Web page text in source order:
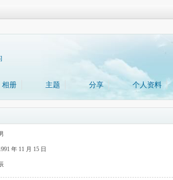
相册 主题 分享 个人资料
年 11 月 15 日